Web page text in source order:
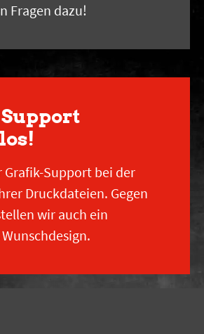
Fragen dazu!
Grafik-Support bei der
Druckdateien. Gegen
wir auch ein